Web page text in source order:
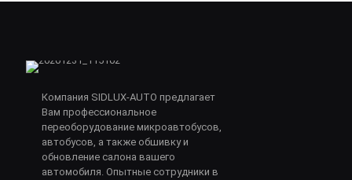
Компания SIDLUX-AUTO предлагает
Вам профессиональное
переоборудование микроавтобусов,
автобусов, а также обшивку и
обновление салона вашего
автомобиля. Опытные сотрудники в